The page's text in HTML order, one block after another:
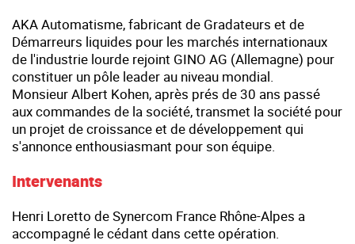
AKA Automatisme, fabricant de Gradateurs et de
Démarreurs liquides pour les marchés internationaux
de l'industrie lourde rejoint GINO AG (Allemagne) pour
constituer un pôle leader au niveau mondial.
Monsieur Albert Kohen, après prés de 30 ans passé
aux commandes de la société, transmet la société pour
un projet de croissance et de développement qui
s'annonce enthousiasmant pour son équipe.
Intervenants
Henri Loretto de Synercom France Rhône-Alpes a
accompagné le cédant dans cette opération.